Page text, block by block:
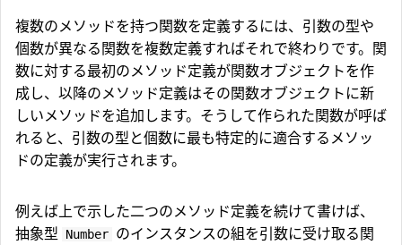
複数のメソッドを持つ関数を定義するには、引数の型や
個数が異なる関数を複数定義すればそれで終わりです。関
数に対する最初のメソッド定義が関数オブジェクトを作
成し、以降のメソッド定義はその関数オブジェクトに新
しいメソッドを追加します。そうして作られた関数が呼ば
れると、引数の型と個数に最も特定的に適合するメソッ
ドの定義が実行されます。
例えば上で示した二つのメソッド定義を続けて書けば、
抽象型
Number のインスタンスの組を引数に受け取る関